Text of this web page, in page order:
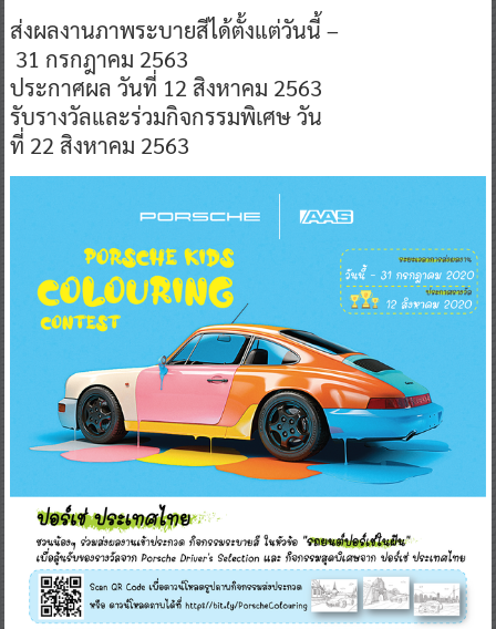
ส่งผลงานภาพระบายสีได้ตั้งแต่วันนี้ –
31 กรกฎาคม 2563
ประกาศผล วันที่ 12 สิงหาคม 2563
รับรางวัลและร่วมกิจกรรมพิเศษ วัน
ที่ 22 สิงหาคม 2563